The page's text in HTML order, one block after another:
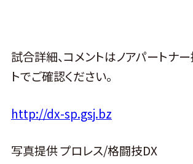
試合詳細、コメントはノアパートナ
トでご確認ください。
http://dx-sp.gsj.bz
写真提供 プロレス/格闘技DX